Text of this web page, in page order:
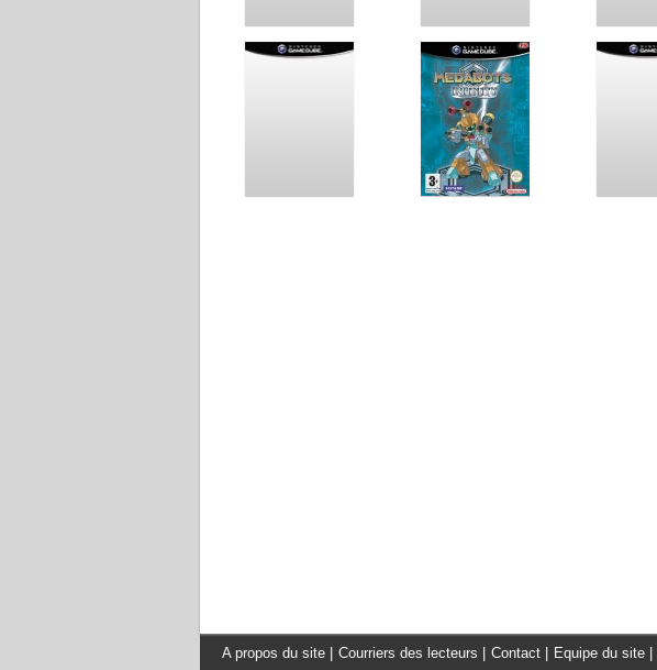
A propos du site Courriers des lecteurs Contact Equipe du site